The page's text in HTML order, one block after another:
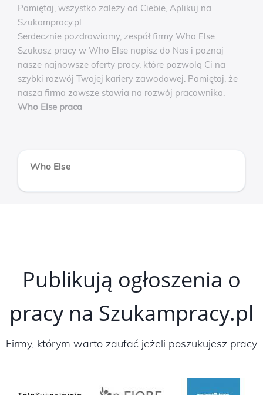
Pamiętaj, wszystko zależy od Ciebie, Aplikuj na
Szukampracy.pl
Serdecznie pozdrawiamy, zespół firmy Who Else
Szukasz pracy w Who Else napisz do Nas i poznaj
nasze najnowsze oferty pracy, które pozwolą Ci na
szybki rozwój Twojej kariery zawodowej. Pamiętaj, że
nasza firma zawsze stawia na rozwój pracownika.
Who Else praca
Who Else
Publikują ogłoszenia o
pracy na Szukampracy.pl
Firmy, którym warto zaufać jeżeli poszukujesz pracy